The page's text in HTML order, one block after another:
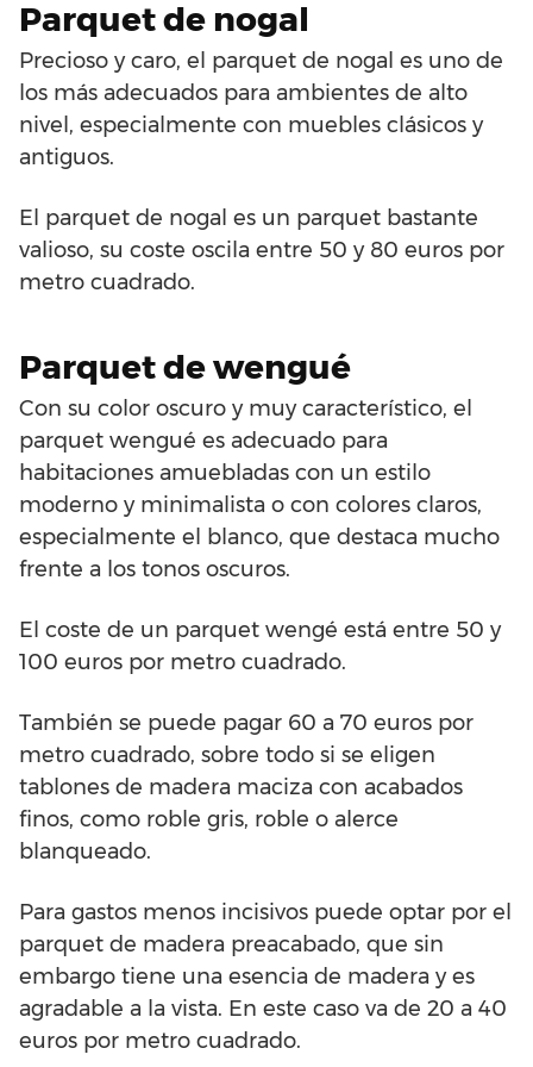
Parquet de nogal
Precioso y caro, el parquet de nogal es uno de
los más adecuados para ambientes de alto
nivel, especialmente con muebles clásicos y
antiguos.
El parquet de nogal es un parquet bastante
valioso, su coste oscila entre 50 y 80 euros por
metro cuadrado.
Parquet de wengué
Con su color oscuro y muy característico, el
parquet wengué es adecuado para
habitaciones amuebladas con un estilo
moderno y minimalista o con colores claros,
especialmente el blanco, que destaca mucho
frente a los tonos oscuros.
El coste de un parquet wengé está entre 50 y
100 euros por metro cuadrado.
También se puede pagar 60 a 70 euros por
metro cuadrado, sobre todo si se eligen
tablones de madera maciza con acabados
finos, como roble gris, roble o alerce
blanqueado.
Para gastos menos incisivos puede optar por el
parquet de madera preacabado, que sin
embargo tiene una esencia de madera y es
agradable a la vista. En este caso va de 20 a 40
euros por metro cuadrado.